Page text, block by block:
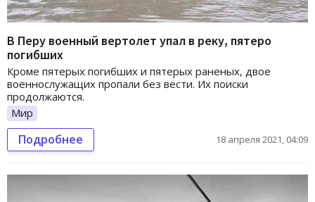
В Перу военный вертолет упал в реку, пятеро
погибших
Кроме пятерых погибших и пятерых раненых, двое
военнослужащих пропали без вести. Их поиски
продолжаются.
Мир
Подробнее 18 апреля 2021, 04:09